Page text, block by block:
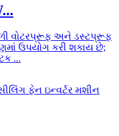
વોટરપ્રૂફ અને ડસ્ટપ્રૂફ
ઉપયોગ કરી શકાય છે;
...